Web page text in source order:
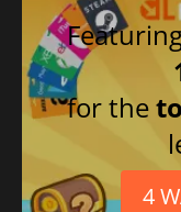
for the
4